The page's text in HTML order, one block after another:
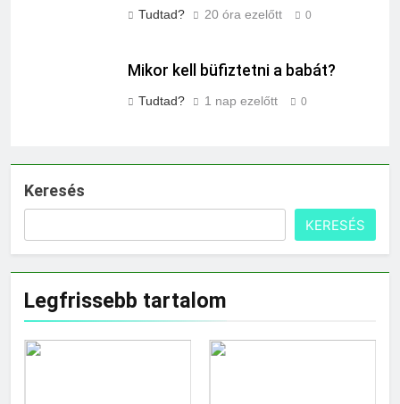
Tudtad? 20 óra ezelőtt 0
Mikor kell büfiztetni a babát?
Tudtad? 1 nap ezelőtt 0
Keresés
KERESÉS
Legfrissebb tartalom